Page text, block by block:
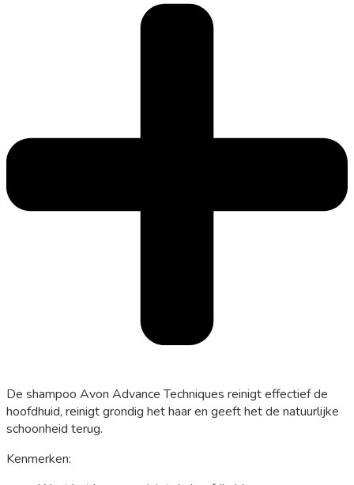
De shampoo Avon Advance Techniques reinigt effectief de
hoofdhuid, reinigt grondig het haar en geeft het de natuurlijke
schoonheid terug.
Kenmerken: